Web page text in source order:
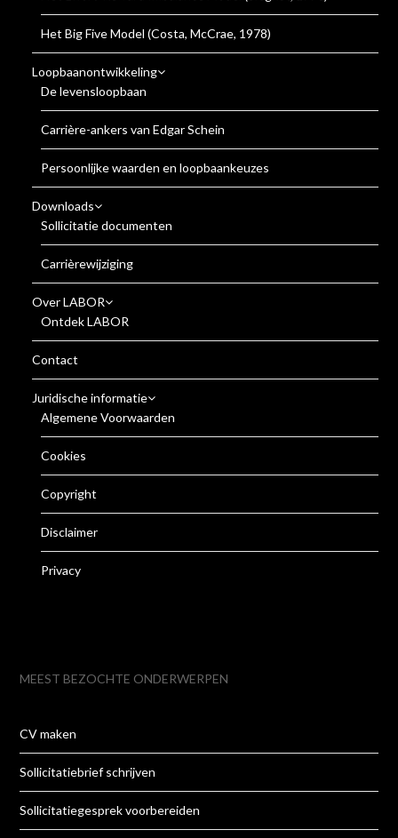
Het Big Five Model (Costa, McCrae, 1978)
Loopbaanontwikkeling
De levensloopbaan
Carrière-ankers van Edgar Schein
Persoonlijke waarden en loopbaankeuzes
Downloads
Sollicitatie documenten
Carrièrewijziging
Over LABOR
Ontdek LABOR
Contact
Juridische informatie
Algemene Voorwaarden
Cookies
Copyright
Disclaimer
Privacy
MEEST BEZOCHTE ONDERWERPEN
CV maken
Sollicitatiebrief schrijven
Sollicitatiegesprek voorbereiden